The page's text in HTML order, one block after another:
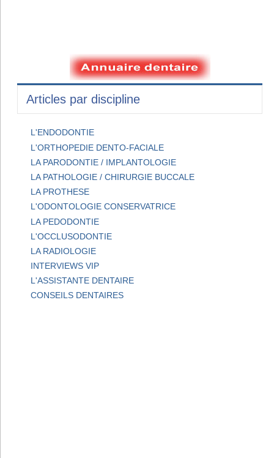
Articles par discipline
L'ENDODONTIE
L'ORTHOPEDIE DENTO-FACIALE
LA PARODONTIE / IMPLANTOLOGIE
LA PATHOLOGIE / CHIRURGIE BUCCALE
LA PROTHESE
L'ODONTOLOGIE CONSERVATRICE
LA PEDODONTIE
L'OCCLUSODONTIE
LA RADIOLOGIE
INTERVIEWS VIP
L'ASSISTANTE DENTAIRE
CONSEILS DENTAIRES